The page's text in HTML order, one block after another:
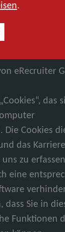
des
eRecruiter
das
Die Cookies
das
zu
eine
Sie in
Funktionen
.